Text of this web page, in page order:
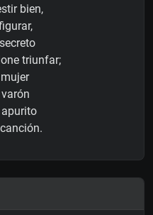
bien,
triunfar;